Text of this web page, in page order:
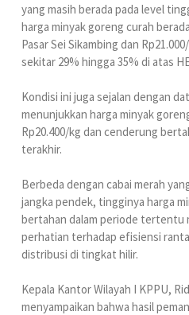
yang masih berada pada level
harga minyak goreng curah
Pasar Sei Sikambing dan
sekitar 29% hingga 35% di atas
Kondisi ini juga sejalan dengan
menunjukkan harga minyak
Rp20.400/kg dan cenderung
terakhir.
Berbeda dengan cabai merah
jangka pendek, tingginya harga
bertahan dalam periode tertentu
perhatian terhadap efisiensi
distribusi di tingkat hilir.
Kepala Kantor Wilayah I KPPU,
menyampaikan bahwa hasil